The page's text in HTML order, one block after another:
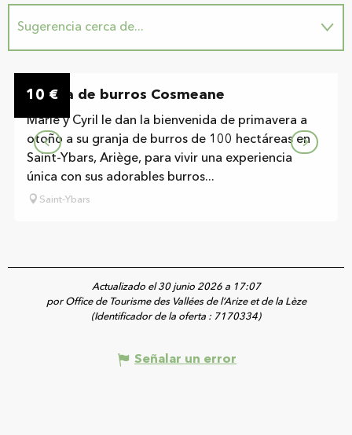
Sugerencia cerca de...
In situ
10 €
Granja de burros Cosmeane
Marie y Cyril le dan la bienvenida de primavera a
otoño a su granja de burros de 100 hectáreas en
Saint-Ybars, Ariège, para vivir una experiencia
única con sus adorables burros...
Saint-Ybars
Actualizado el 30 junio 2026 a 17:07
por Office de Tourisme des Vallées de l’Arize et de la Lèze
(Identificador de la oferta : 7170334)
Señalar un error